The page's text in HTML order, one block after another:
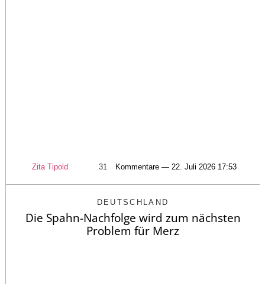
Zita Tipold 31 Kommentare — 22. Juli 2026 17:53
DEUTSCHLAND
Die Spahn-Nachfolge wird zum nächsten
Problem für Merz